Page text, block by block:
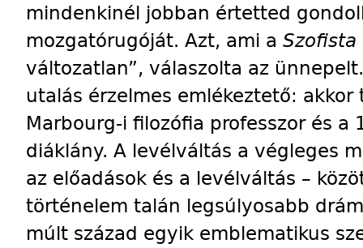
mindenkinél jobban értetted
mozgatórugóját. Azt, ami a Szofista
változatlan”, válaszolta az
utalás érzelmes emlékeztető:
Marbourg-i filozófia professzor és a
diáklány. A levélváltás a végleges
az előadások és a levélváltás –
történelem talán legsúlyosabb
múlt század egyik emblematikus